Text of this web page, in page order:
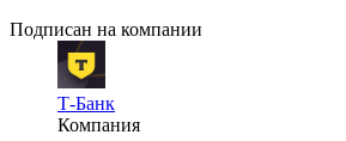
Подписан на компании
Т-Банк
Компания